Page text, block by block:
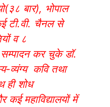
बार), भोपाल
टी.वी. चैनल से
व ८
कर चुके डॉ.
व्यंग्य कवि तथा
शोध
कई महाविद्यालयों में